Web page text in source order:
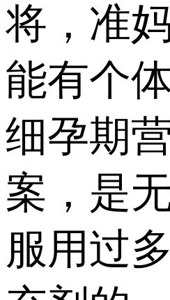
将，准
能有个
细孕期
案，是
服用过